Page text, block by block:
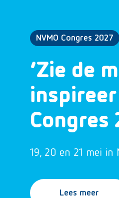
NVMO Congres 2027
‘Zie de
Congres
19, 20 en 21 mei
Lees meer